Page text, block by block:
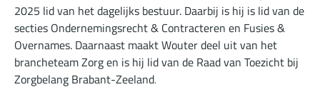
2025 lid van het dagelijks bestuur. Daarbij is hij is lid van de
secties Ondernemingsrecht & Contracteren en Fusies &
Overnames. Daarnaast maakt Wouter deel uit van het
brancheteam Zorg en is hij lid van de Raad van Toezicht bij
Zorgbelang Brabant-Zeeland.